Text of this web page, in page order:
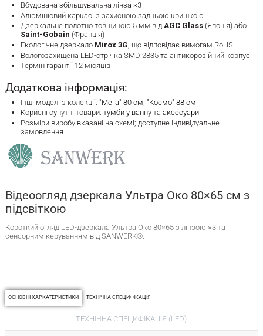
Вбудована збільшувальна лінза ×3
Алюмінієвий каркас із захисною задньою кришкою
Дзеркальне полотно товщиною 5 мм від AGC Glass(Японія) або
Saint-Gobain (Франція)
Екологічне дзеркало Mirox 3G , що відповідає вимогам RoHS
Вологозахищена LED-стрічка SMD 2835 та антикорозійний корпус
Термін гарантії 12 місяців
Додаткова інформація:
Інші моделі з колекції: "Мега" 80 см "Космо" 88 см
Корисні супутні товари: тумби у ваннута аксесуари
Розміри виробу вказані на схемі; доступне індивідуальне
замовлення
Відеоогляд дзеркала Ультра Око 80×65 см з
підсвіткою
Короткий огляд LED-дзеркала Ультра Око 80×65 з лінзою ×3 та
сенсорним керуванням від SANWERK®.
ОСНОВНІ ХАРКАТЕРИСТИКИ ТЕХНІЧНА СПЕЦИФІКАЦІЯ
ТЕХНІЧНА СПЕЦИФІКАЦІЯ (LED)